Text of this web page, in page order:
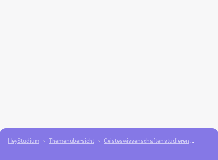
HeyStudium Themenübersicht Geisteswissenschaften studieren